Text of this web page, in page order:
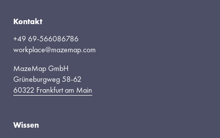
Kontakt
+49 69-566086786
workplace@mazemap.com
MazeMap GmbH
Grüneburgweg 58-62
60322 Frankfurt am Main
Wissen